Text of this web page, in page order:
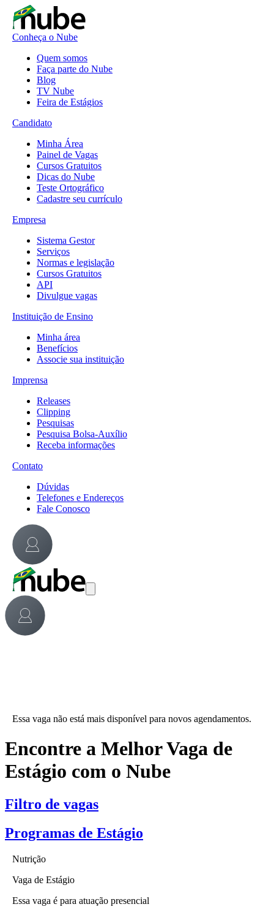
Conheça o Nube
Quem somos
Faça parte do Nube
Blog
TV Nube
Feira de Estágios
Candidato
Minha Área
Painel de Vagas
Cursos Gratuitos
Dicas do Nube
Teste Ortográfico
Cadastre seu currículo
Empresa
Sistema Gestor
Serviços
Normas e legislação
Cursos Gratuitos
API
Divulgue vagas
Instituição de Ensino
Minha área
Benefícios
Associe sua instituição
Imprensa
Releases
Clipping
Pesquisas
Pesquisa Bolsa-Auxílio
Receba informações
Contato
Dúvidas
Telefones e Endereços
Fale Conosco
Essa vaga não está mais disponível para novos agendamentos.
Encontre a Melhor Vaga de
Estágio com o Nube
Filtro de vagas
Programas de Estágio
Nutrição
Vaga de Estágio
Essa vaga é para atuação presencial